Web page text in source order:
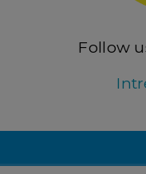
Follow